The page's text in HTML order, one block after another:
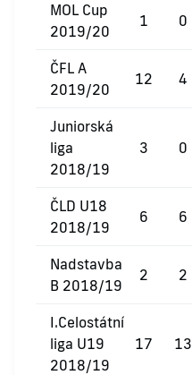
MOL Cup
2019/20
1 0
ČFL A
2019/20
12 4
Juniorská
liga
2018/19
3 0
ČLD U18
2018/19
6 6
Nadstavba
B 2018/19
2 2
I.Celostátní
liga U19
2018/19
17 13